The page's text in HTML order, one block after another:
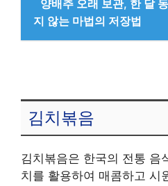
양배추 오래 보관, 한 달
지 않는 마법의 저장법
김치볶음
김치볶음은 한국의 전통 음
치를 활용하여 매콤하고 시